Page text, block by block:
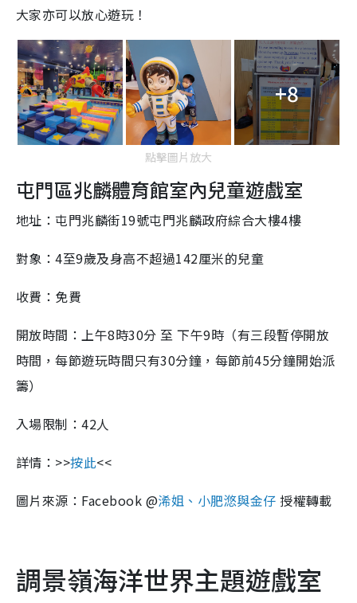
大家亦可以放心遊玩！
+8
點擊圖片放大
屯門區兆麟體育館室內兒童遊戲室
地址：屯門兆麟街19號屯門兆麟政府綜合大樓4樓
對象：4至9歲及身高不超過142厘米的兒童
收費：免費
開放時間：上午8時30分 至 下午9時（有三段暫停開放
時間，每節遊玩時間只有30分鐘，每節前45分鐘開始派
籌）
入場限制：42人
詳情： >>按此<<
圖片來源： Facebook @浠姐、小肥滺與金仔授權轉載
調景嶺海洋世界主題遊戲室